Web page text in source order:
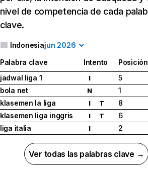
nivel de competencia de cada
clave.
Indonesiajun 2026
Palabra clave Intento
Posición
jadwal liga 1
I
5
bola net
N
1
klasemen la liga
I T
8
klasemen liga inggris
I T
6
liga italia
I 2
Ver todas las palabras clave →